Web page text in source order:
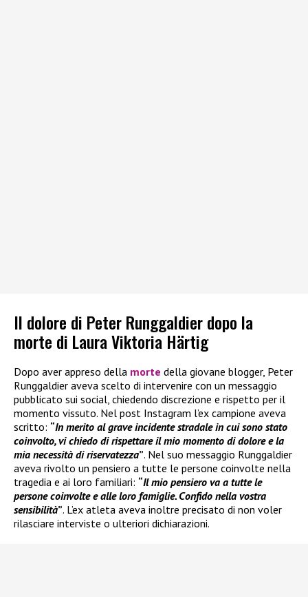
Il dolore di Peter Runggaldier dopo la
morte di Laura Viktoria Härtig
Dopo aver appreso della morte della giovane blogger, Peter
Runggaldier aveva scelto di intervenire con un messaggio
pubblicato sui social, chiedendo discrezione e rispetto per il
momento vissuto. Nel post Instagram l’ex campione aveva
scritto: “In merito al grave incidente stradale in cui sono stato
coinvolto, vi chiedo di rispettare il mio momento di dolore e la
mia necessità di riservatezza”. Nel suo messaggio Runggaldier
aveva rivolto un pensiero a tutte le persone coinvolte nella
tragedia e ai loro familiari: “Il mio pensiero va a tutte le
persone coinvolte e alle loro famiglie. Confido nella vostra
sensibilità”. L’ex atleta aveva inoltre precisato di non voler
rilasciare interviste o ulteriori dichiarazioni.